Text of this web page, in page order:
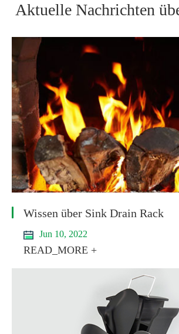
Aktuelle Nachrichten
Wissen über Sink Drain Rack
Jun 10, 2022
READ_MORE +